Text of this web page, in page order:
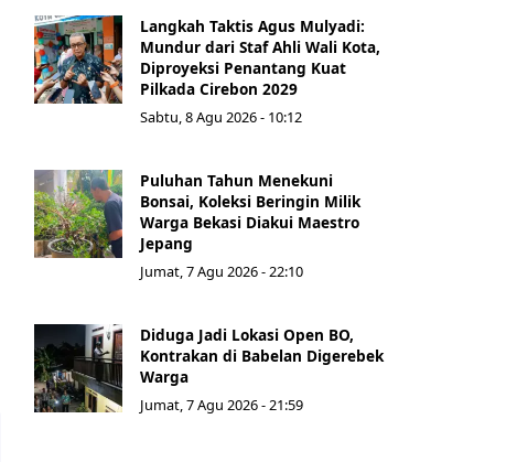
Langkah Taktis Agus Mulyadi:
Mundur dari Staf Ahli Wali Kota,
Diproyeksi Penantang Kuat
Pilkada Cirebon 2029
Sabtu, 8 Agu 2026 - 10:12
Puluhan Tahun Menekuni
Bonsai, Koleksi Beringin Milik
Warga Bekasi Diakui Maestro
Jepang
Jumat, 7 Agu 2026 - 22:10
Diduga Jadi Lokasi Open BO,
Kontrakan di Babelan Digerebek
Warga
Jumat, 7 Agu 2026 - 21:59